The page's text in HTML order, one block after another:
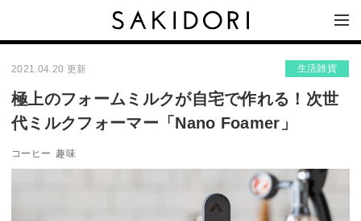
2021.04.20 更新 生活雑貨
極上のフォームミルクが自宅で作れる！次世
代ミルクフォーマー「Nano Foamer」
コーヒー 趣味